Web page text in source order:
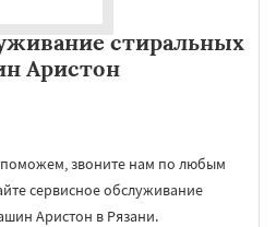
стиральных
Аристон
звоните нам по любым
сервисное обслуживание
Аристон в Рязани.